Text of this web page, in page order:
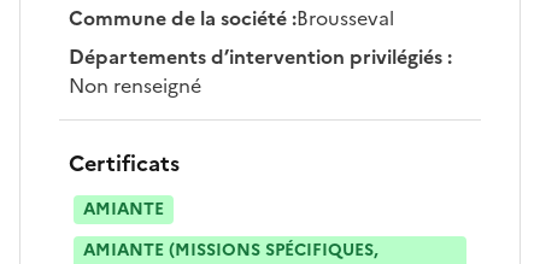
Commune de la société:Brousseval
Départements d’intervention privilégiés:
Non renseigné
Certificats
AMIANTE
AMIANTE (MISSIONS SPÉCIFIQUES,